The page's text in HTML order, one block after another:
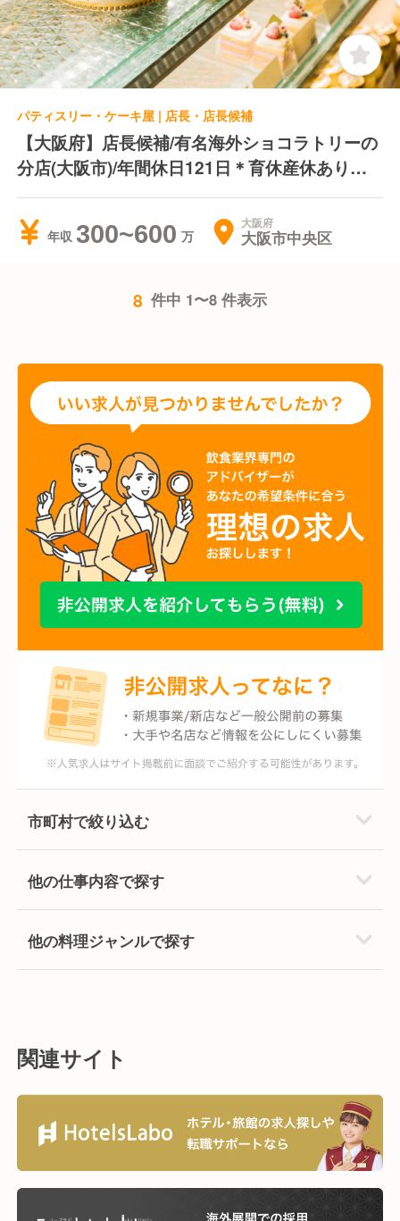
パティスリー・ケーキ屋 | 店長・店長候補
【大阪府】店長候補/有名海外ショコラトリーの
分店(大阪市)/年間休日121日＊育休産休あり＊
退職金制度あり
年収 300~600 大阪府
大阪市中央区
8 件中 1〜8 件表示
市町村で絞り込む
他の仕事内容で探す
他の料理ジャンルで探す
関連サイト